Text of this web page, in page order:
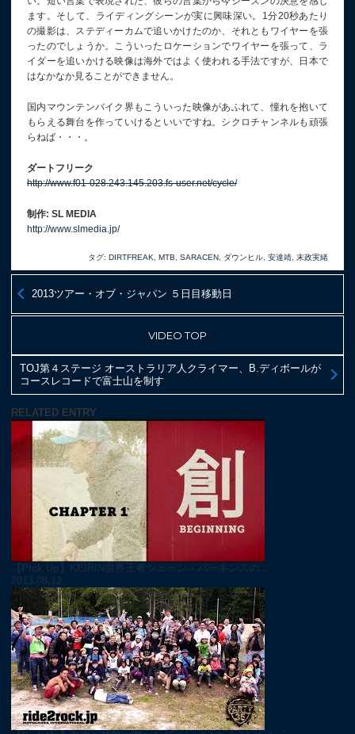
ます。そして、ライディングシーンが実に興味深い。1分20秒あたり
の撮影は、ステディーカムで追いかけたのか、それともワイヤーを張
ったのでしょうか。こういったロケーションでワイヤーを張って、ラ
イダーを追いかける映像は海外ではよく使われる手法ですが、日本で
はなかなか見ることができません。
国内マウンテンバイク界もこういった映像があふれて、憧れを抱いて
もらえる舞台を作っていけるといいですね。シクロチャンネルも頑張
らねば・・・。
ダートフリーク
http://www.f01-028.243.145.203.fs-user.net/cycle/
制作: SL MEDIA
http://www.slmedia.jp/
タグ: DIRTFREAK MTB SARACEN ダウンヒル 安達靖 末政実緒
2013ツアー・オブ・ジャパン ５日目移動日
VIDEO TOP
TOJ第４ステージ オーストラリア人クライマー、B.ディボールが
コースレコードで富士山を制す
RELATED ENTRY